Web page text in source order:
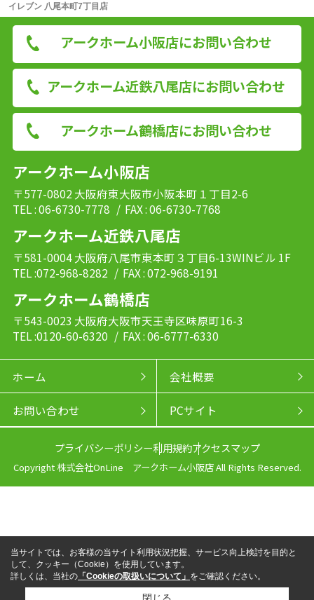
イレブン 八尾本町7丁目店
アークホーム小阪店にお問い合わせ
アークホーム近鉄八尾店にお問い合わせ
アークホーム鶴橋店にお問い合わせ
アークホーム小阪店
〒577-0802 大阪府東大阪市小阪本町１丁目2-6
TEL : 06-6730-7778 / FAX : 06-6730-7768
アークホーム近鉄八尾店
〒581-0004 大阪府八尾市東本町３丁目6-13WINビル 1F
TEL :072-968-8282 / FAX : 072-968-9191
アークホーム鶴橋店
〒543-0023 大阪府大阪市天王寺区味原町16-3
TEL :0120-60-6320 / FAX : 06-6777-6330
ホーム 会社概要
お問い合わせ PCサイト
プライバシーポリシー利用規約アクセスマップ
Copyright 株式会社OnLine アークホーム小阪店 All Rights Reserved.
当サイトでは、お客様の当サイト利用状況把握、サービス向上検討を目的と
して、クッキー（Cookie）を使用しています。
詳しくは、当社の 「Cookieの取扱いについて」 をご確認ください。